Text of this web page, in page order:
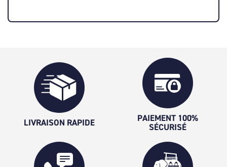
LIVRAISON RAPIDE
PAIEMENT 100%
SÉCURISÉ